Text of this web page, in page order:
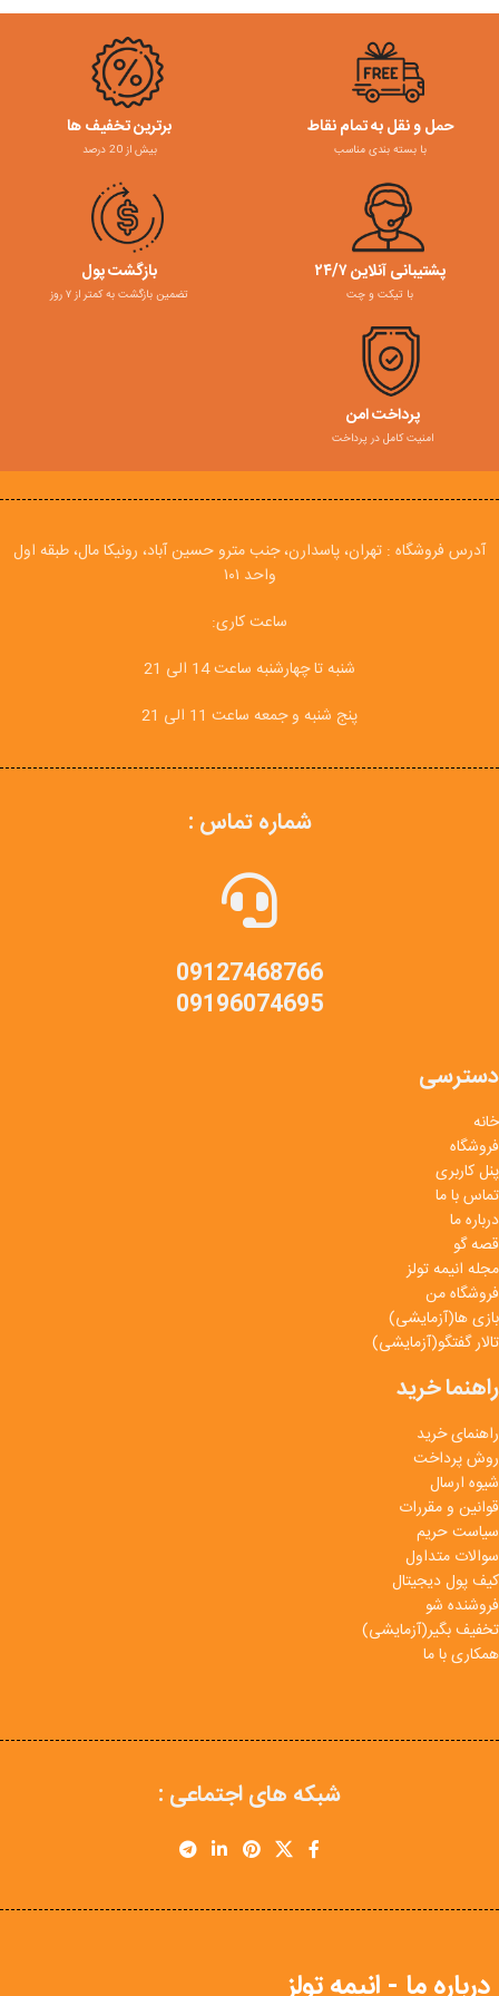
حمل و نقل به تمام نقاط
با بسته بندی مناسب
برترین تخفیف ها
بیش از 20 درصد
پشتیبانی آنلاین ۲۴/۷
با تیکت و چت
بازگشت پول
تضمین بازگشت به کمتر از ۷ روز
پرداخت امن
امنیت کامل در پرداخت
آدرس فروشگاه : تهران، پاسدارن، جنب مترو حسین آباد، رونیکا مال، طبقه اول
واحد ۱۰۱
ساعت کاری:
شنبه تا چهارشنبه ساعت 14 الی 21
پنج شنبه و جمعه ساعت 11 الی 21
شماره تماس :
09127468766
09196074695
دسترسی
خانه
فروشگاه
پنل کاربری
تماس با ما
درباره ما
قصه گو
مجله انیمه تولز
فروشگاه من
بازی ها(آزمایشی)
تالار گفتگو(آزمایشی)
راهنما خرید
راهنمای خرید
روش پرداخت
شیوه ارسال
قوانین و مقررات
سیاست حریم
سوالات متداول
کیف پول دیجیتال
فروشنده شو
تخفیف بگیر(آزمایشی)
همکاری با ما
شبکه های اجتماعی :
درباره ما - انیمه تولز